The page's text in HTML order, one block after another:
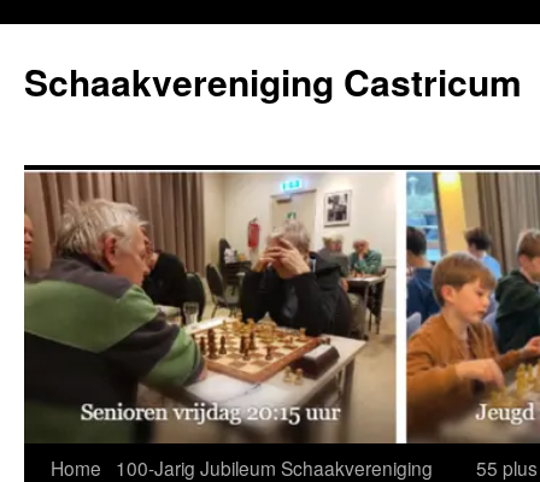
de
inhoud
Schaakvereniging Castricum
Home
100-Jarig Jubileum Schaakvereniging
55